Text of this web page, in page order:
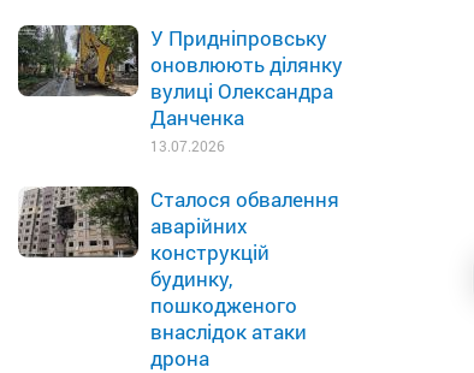
У Придніпровську
оновлюють ділянку
вулиці Олександра
Данченка
13.07.2026
Сталося обвалення
аварійних
конструкцій
будинку,
пошкодженого
внаслідок атаки
дрона